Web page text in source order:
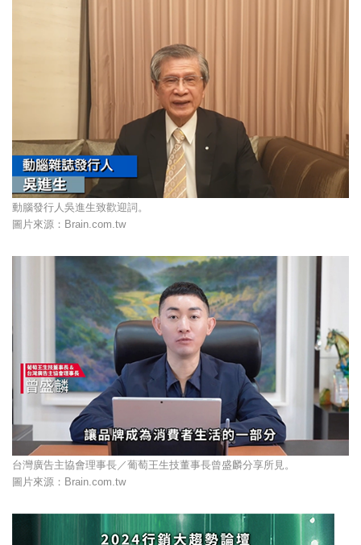
動腦發行人吳進生致歡迎詞。
圖片來源：Brain.com.tw
台灣廣告主協會理事長／葡萄王生技董事長曾盛麟分享所見。
圖片來源：Brain.com.tw